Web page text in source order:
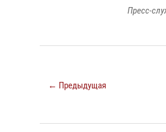
Пресс-
← Предыдущая